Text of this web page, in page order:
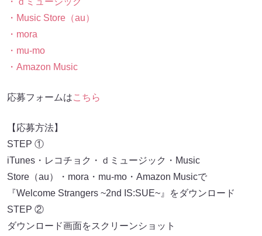
・Music Store（au）
・mora
・mu-mo
・Amazon Music
応募フォームはこちら
【応募方法】
STEP ①
iTunes・レコチョク・ｄミュージック・Music
Store（au）・mora・mu-mo・Amazon Musicで
『Welcome Strangers ~2nd IS:SUE~』をダウンロード
STEP ②
ダウンロード画面をスクリーンショット